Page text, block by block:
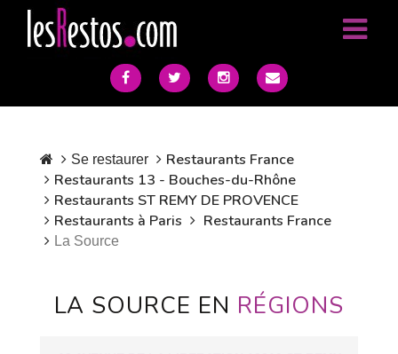
Se restaurer
Restaurants France
Restaurants 13 - Bouches-du-Rhône
Restaurants ST REMY DE PROVENCE
Restaurants à Paris
Restaurants France
La Source
LA SOURCE EN RÉGIONS